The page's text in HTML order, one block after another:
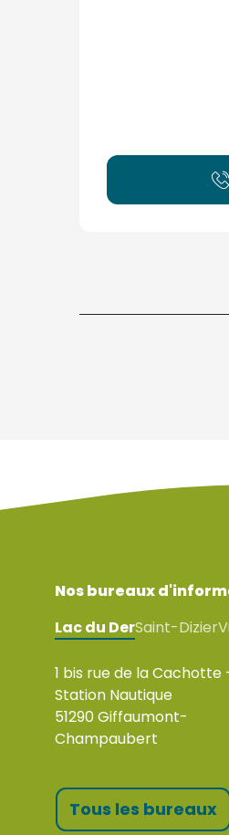
Nos bureaux
Lac du DerSaint-Dizier
1 bis rue de la Cachotte
Station Nautique
51290 Giffaumont-
Champaubert
Tous les bureaux